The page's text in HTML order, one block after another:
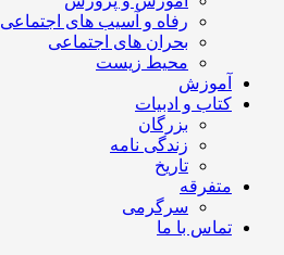
رفاه و آسیب های اجتماعی
بحران های اجتماعی
محیط زیست
آموزش
کتاب و ادبیات
بزرگان
زندگی نامه
تاریخ
متفرقه
سرگرمی
تماس با ما